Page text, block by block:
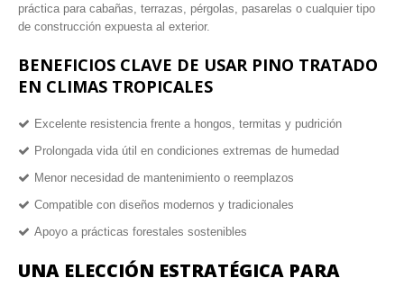
práctica para cabañas, terrazas, pérgolas, pasarelas o cualquier tipo
de construcción expuesta al exterior.
BENEFICIOS CLAVE DE USAR PINO TRATADO
EN CLIMAS TROPICALES
Excelente resistencia frente a hongos, termitas y pudrición
Prolongada vida útil en condiciones extremas de humedad
Menor necesidad de mantenimiento o reemplazos
Compatible con diseños modernos y tradicionales
Apoyo a prácticas forestales sostenibles
UNA ELECCIÓN ESTRATÉGICA PARA